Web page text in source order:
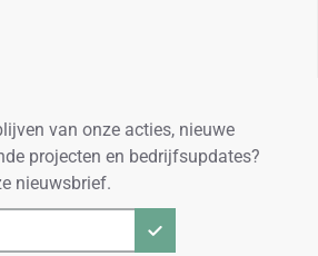
van onze acties, nieuwe
projecten en bedrijfsupdates?
nieuwsbrief.